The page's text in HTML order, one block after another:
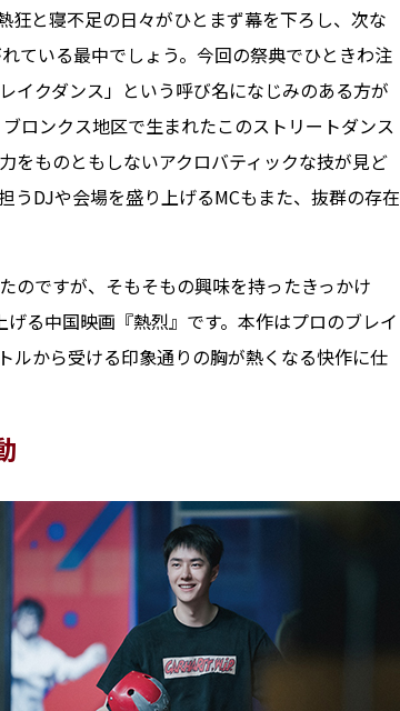
と寝不足の日々がひとまず幕を下ろし、次な
ている最中でしょう。今回の祭典でひときわ注
イクダンス」という呼び名になじみのある方が
ロンクス地区で生まれたこのストリートダンス
をものともしないアクロバティックな技が見ど
うDJや会場を盛り上げるMCもまた、抜群の存在
のですが、そもそもの興味を持ったきっかけ
る中国映画『熱烈』です。本作はプロのブレイ
ルから受ける印象通りの胸が熱くなる快作に仕